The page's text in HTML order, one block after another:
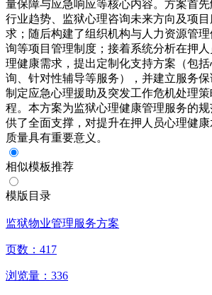
量保障与应急响应等核心内容。方案首
行业趋势、监狱心理咨询未来方向及项
求；随后构建了组织机构与人力资源管
询等项目管理制度；接着系统分析在押
理健康需求，提出定制化支持方案（包
询、针对性辅导等服务），并建立服务保
制定应急心理援助及突发工作危机处理
程。本方案为监狱心理健康管理服务的
供了全面支撑，对提升在押人员心理健
质量具有重要意义。
相似模板推荐
模版目录
监狱物业管理服务方案
页数： 417
浏览量： 336